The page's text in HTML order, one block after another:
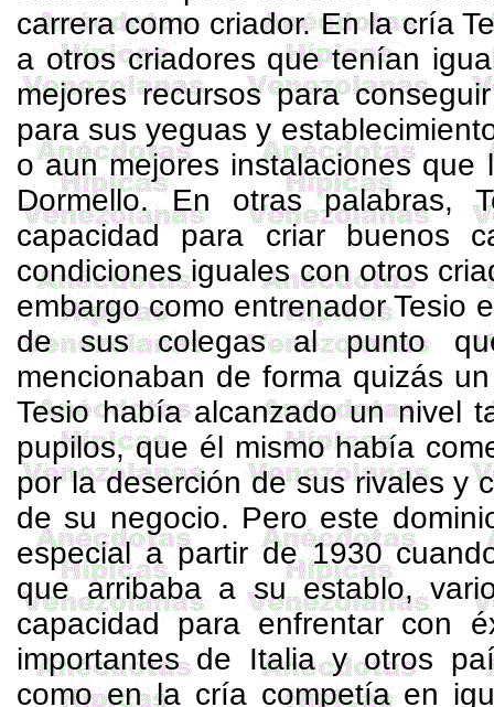
carrera como criador. En la cría
a otros criadores que tenían
mejores recursos para
para sus yeguas y
o aun mejores instalaciones que
Dormello. En otras palabras,
capacidad para criar buenos
condiciones iguales con otros
embargo como entrenador Tesio
de sus colegas al punto
mencionaban de forma quizás
Tesio había alcanzado un nivel
pupilos, que él mismo había
por la deserción de sus rivales y
de su negocio. Pero este
especial a partir de 1930
que arribaba a su establo,
capacidad para enfrentar con
importantes de Italia y otros
como en la cría competía en